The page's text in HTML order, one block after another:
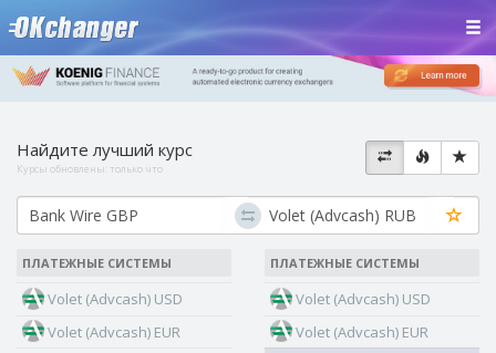
Найдите лучший курс
Курсы обновлены: только что
ПЛАТЕЖНЫЕ СИСТЕМЫ
Volet (Advcash) USD
Volet (Advcash) EUR
ПЛАТЕЖНЫЕ СИСТЕМЫ
Volet (Advcash) USD
Volet (Advcash) EUR